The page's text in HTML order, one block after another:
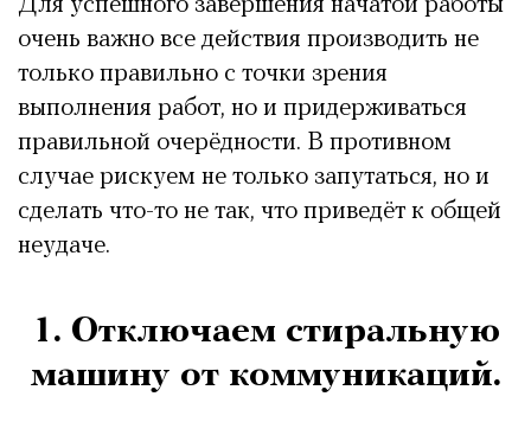
Для успешного завершения начатой работы
очень важно все действия производить не
только правильно с точки зрения
выполнения работ, но и придерживаться
правильной очерёдности. В противном
случае рискуем не только запутаться, но и
сделать что-то не так, что приведёт к общей
неудаче.
1. Отключаем стиральную
машину от коммуникаций.